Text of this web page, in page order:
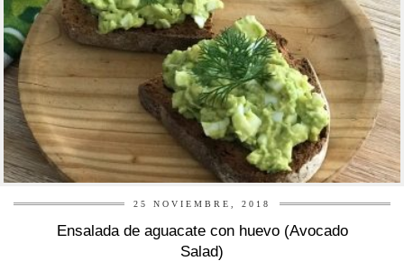
25 NOVIEMBRE, 2018
Ensalada de aguacate con huevo (Avocado
Salad)